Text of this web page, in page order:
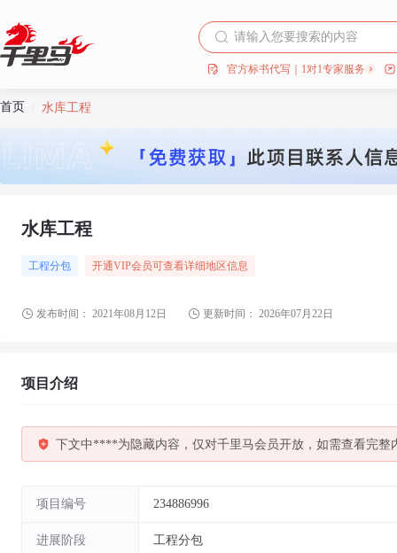
官方标书代写｜1对1专家服务
首页 水库工程
水库工程
工程分包 开通VIP会员可查看详细地区信息
发布时间： 2021年08月12日 更新时间： 2026年07月22日
项目介绍
下文中****为隐藏内容，仅对千里马会员开放，如需查看完整
项目编号 234886996
进展阶段 工程分包